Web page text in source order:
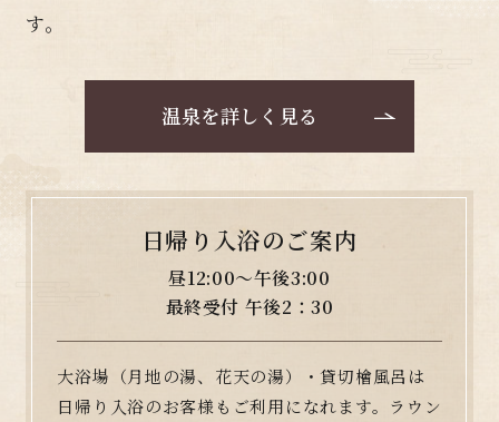
す。
温泉を詳しく見る
日帰り入浴のご案内
昼12:00～午後3:00
最終受付 午後2：30
大浴場（月地の湯、花天の湯）・貸切檜風呂は
日帰り入浴のお客様もご利用になれます。ラウン